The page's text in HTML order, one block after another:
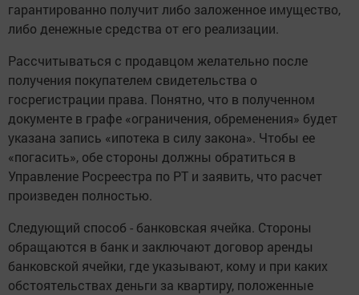
гарантированно получит либо заложенное имущество,
либо денежные средства от его реализации.
Рассчитываться с продавцом желательно после
получения покупателем свидетельства о
госрегистрации права. Понятно, что в полученном
документе в графе «ограничения, обременения» будет
указана запись «ипотека в силу закона». Чтобы ее
«погасить», обе стороны должны обратиться в
Управление Росреестра по РТ и заявить, что расчет
произведен полностью.
Следующий способ - банковская ячейка. Стороны
обращаются в банк и заключают договор аренды
банковской ячейки, где указывают, кому и при каких
обстоятельствах деньги за квартиру, положенные